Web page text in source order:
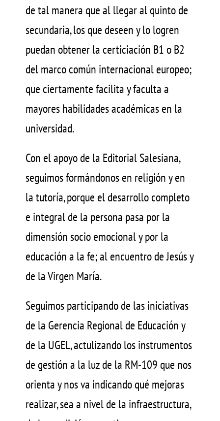
de tal manera que al llegar al quinto de
secundaria, los que deseen y lo logren
puedan obtener la certiciación B1 o B2
del marco común internacional europeo;
que ciertamente facilita y faculta a
mayores habilidades académicas en la
universidad.
Con el apoyo de la Editorial Salesiana,
seguimos formándonos en religión y en
la tutoría, porque el desarrollo completo
e integral de la persona pasa por la
dimensión socio emocional y por la
educación a la fe; al encuentro de Jesús y
de la Virgen María.
Seguimos participando de las iniciativas
de la Gerencia Regional de Educación y
de la UGEL, actulizando los instrumentos
de gestión a la luz de la RM-109 que nos
orienta y nos va indicando qué mejoras
realizar, sea a nivel de la infraestructura,